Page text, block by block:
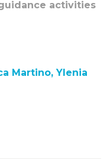
activities
Martino, Ylenia